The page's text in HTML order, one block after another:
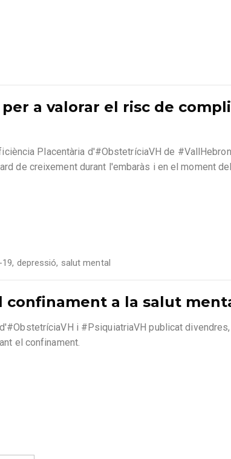
a valorar el risc de
Placentària d'#ObstetríciaVH de
de creixement durant l'embaràs i en el moment
19, depressió, salut mental
confinament a la salut
i #PsiquiatriaVH publicat
el confinament.